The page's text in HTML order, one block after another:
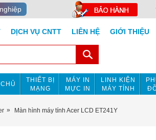
DỊCH VỤ CNTT LIÊN HỆ GIỚI THIỆU
THIẾT BỊ
MẠNG
MÁY IN
MỰC IN
LINH KIỆN
MÁY TÍNH
Màn hình máy tính Acer LCD ET241Y